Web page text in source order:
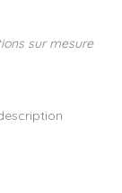
sur mesure